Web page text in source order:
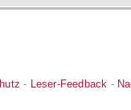
- Leser-Feedback -